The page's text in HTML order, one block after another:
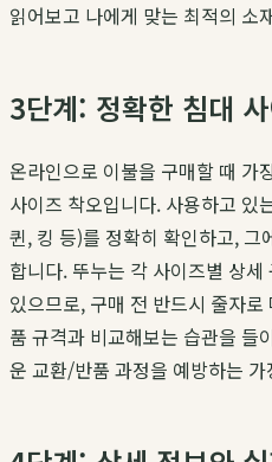
읽어보고 나에게 맞는 최적의 소
3단계: 정확한 침대
온라인으로 이불을 구매할 때 가
사이즈 착오입니다. 사용하고 있
퀸, 킹 등)를 정확히 확인하고,
합니다. 뚜누는 각 사이즈별 상
있으므로, 구매 전 반드시 줄자
품 규격과 비교해보는 습관을 들
운 교환/반품 과정을 예방하는